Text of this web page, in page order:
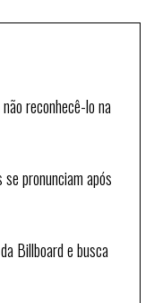
reconhecê-lo na
pronunciam após
Billboard e busca